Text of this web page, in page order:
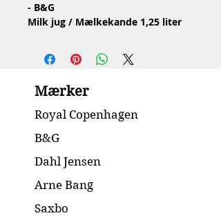
- B&G
Milk jug / Mælkekande 1,25 liter
Material: Porcelain / Porcelæn
Design: Fanny Garde
Condition: No chip or cracks /
Ingen skår eller revner, lidt slidt i
guldet
Height / Højde: 18 cm
Mærker
Royal Copenhagen
B&G
Dahl Jensen
Arne Bang
Saxbo